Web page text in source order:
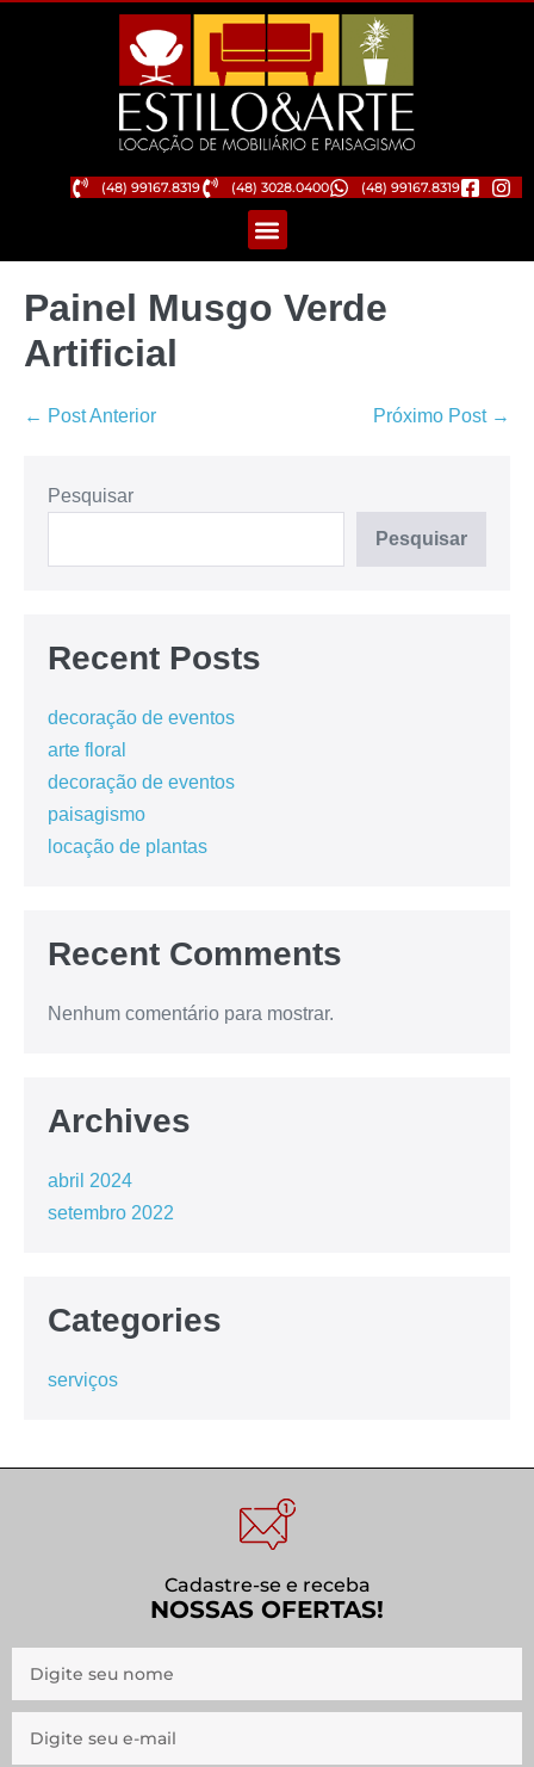
(48) 99167.8319 (48) 3028.0400 (48) 99167.8319
Painel Musgo Verde
Artificial
← Post Anterior Próximo Post →
Pesquisar
Pesquisar
Recent Posts
decoração de eventos
arte floral
decoração de eventos
paisagismo
locação de plantas
Recent Comments
Nenhum comentário para mostrar.
Archives
abril 2024
setembro 2022
Categories
serviços
Cadastre-se e receba
NOSSAS OFERTAS!